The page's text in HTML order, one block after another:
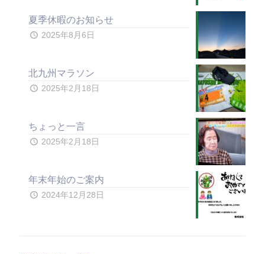
夏季休暇のお知らせ
2025年8月6日
北九州マラソン
2025年2月18日
ちょっと一言
2025年2月18日
年末年始のご案内
2024年12月28日